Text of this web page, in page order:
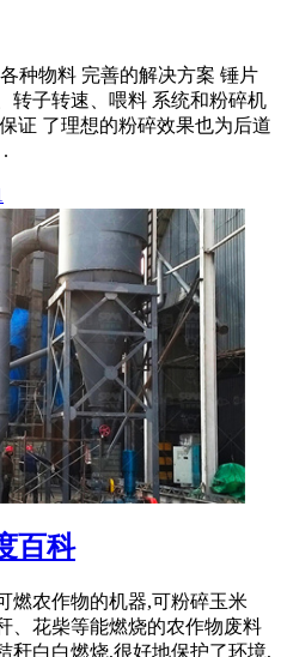
种物料 完善的解决方案 锤片
转子转速、喂料 系统和粉碎机
证 了理想的粉碎效果也为后道
百科
燃农作物的机器,可粉碎玉米
、花柴等能燃烧的农作物废料
秆白白燃烧,很好地保护了环境,